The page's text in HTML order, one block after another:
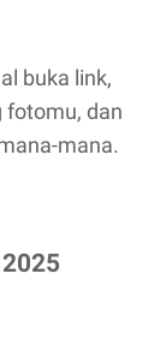
buka link,
fotomu, dan
mana.